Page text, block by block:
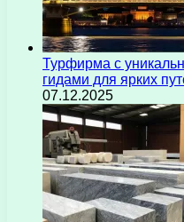
Турфирма с
гидами для ярких
07.12.2025